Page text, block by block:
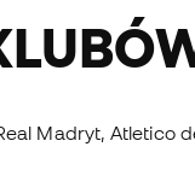
Madryt, Atletico